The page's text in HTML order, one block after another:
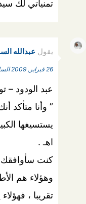
تمنياتي لك
يقول عبدالله
26 فبراير, 2009 الساعة 5:55 م
عبد الودود
” وأنا متأكد
يستسيغها
اهـ .
كنت سأوافقك
وهؤلاء هم
تقريبا ،